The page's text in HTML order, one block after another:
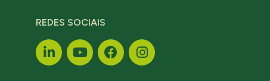
REDES SOCIAIS